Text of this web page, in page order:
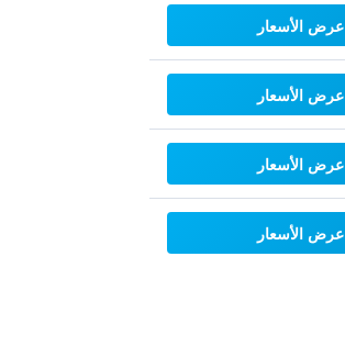
عرض الأسعار
عرض الأسعار
عرض الأسعار
عرض الأسعار